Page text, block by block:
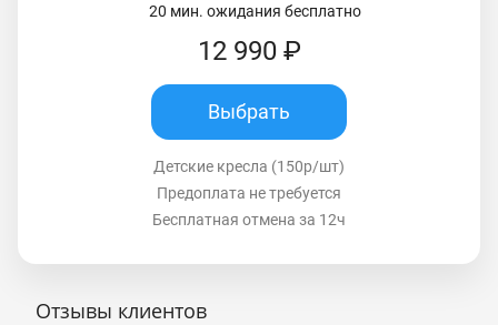
20 мин. ожидания бесплатно
12 990 ₽
Выбрать
Детские кресла (150р/шт)
Предоплата не требуется
Бесплатная отмена за 12ч
Отзывы клиентов